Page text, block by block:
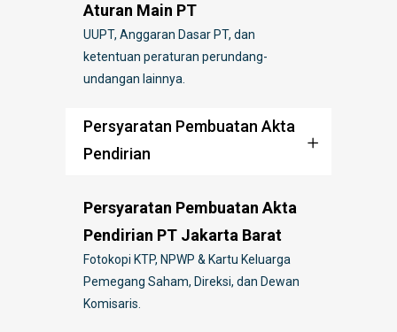
Aturan Main PT
UUPT, Anggaran Dasar PT, dan
ketentuan peraturan perundang-
undangan lainnya.
Persyaratan Pembuatan Akta
Pendirian
Persyaratan Pembuatan Akta
Pendirian PT Jakarta Barat
Fotokopi KTP, NPWP & Kartu Keluarga
Pemegang Saham, Direksi, dan Dewan
Komisaris.